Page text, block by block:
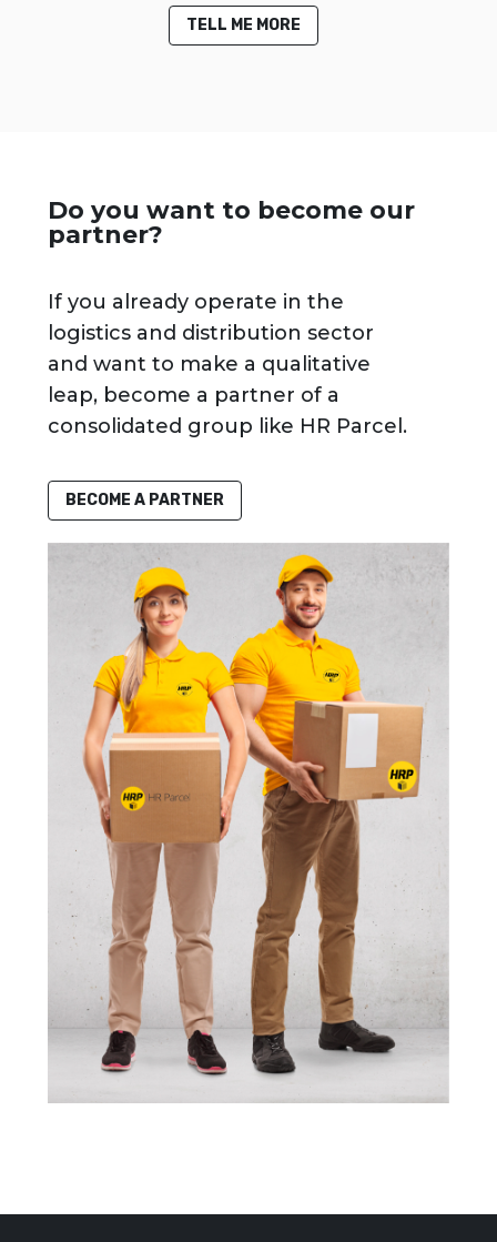
TELL ME MORE
Do you want to become our
partner?
If you already operate in the
logistics and distribution sector
and want to make a qualitative
leap, become a partner of a
consolidated group like HR Parcel.
BECOME A PARTNER